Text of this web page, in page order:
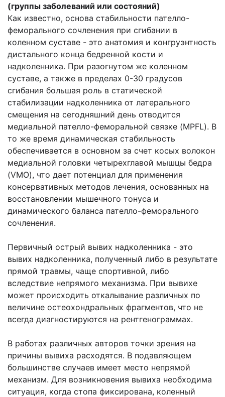
(группы заболеваний или состояний)
Как известно, основа стабильности пателло-
феморального сочленения при сгибании в
коленном суставе - это анатомия и конгруэнтность
дистального конца бедренной кости и
надколенника. При разогнутом же коленном
суставе, а также в пределах 0-30 градусов
сгибания большая роль в статической
стабилизации надколенника от латерального
смещения на сегодняшний день отводится
медиальной пателло-феморальной связке (MPFL). В
то же время динамическая стабильность
обеспечивается в основном за счет косых волокон
медиальной головки четырехглавой мышцы бедра
(VMO), что дает потенциал для применения
консервативных методов лечения, основанных на
восстановлении мышечного тонуса и
динамического баланса пателло-феморального
сочленения.
Первичный острый вывих надколенника - это
вывих надколенника, полученный либо в результате
прямой травмы, чаще спортивной, либо
вследствие непрямого механизма. При вывихе
может происходить откалывание различных по
величине остеохондральных фрагментов, что не
всегда диагностируются на рентгенограммах.
В работах различных авторов точки зрения на
причины вывиха расходятся. В подавляющем
большинстве случаев имеет место непрямой
механизм. Для возникновения вывиха необходима
ситуация, когда стопа фиксирована, коленный